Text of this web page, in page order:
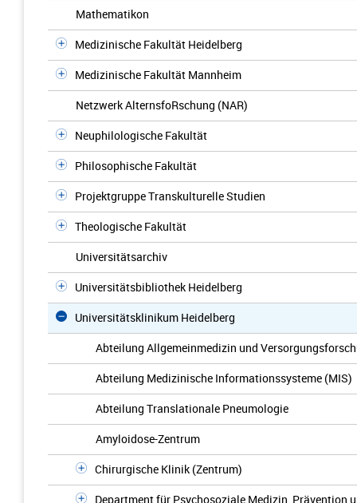
Mathematikon
Medizinische Fakultät Heidelberg
Medizinische Fakultät Mannheim
Netzwerk AlternsfoRschung (NAR)
Neuphilologische Fakultät
Philosophische Fakultät
Projektgruppe Transkulturelle Studien
Theologische Fakultät
Universitätsarchiv
Universitätsbibliothek Heidelberg
Universitätsklinikum Heidelberg
Abteilung Allgemeinmedizin und
Abteilung Medizinische Informationssysteme (MIS)
Abteilung Translationale Pneumologie
Amyloidose-Zentrum
Chirurgische Klinik (Zentrum)
Department für Psychosoziale Medizin, Prävention